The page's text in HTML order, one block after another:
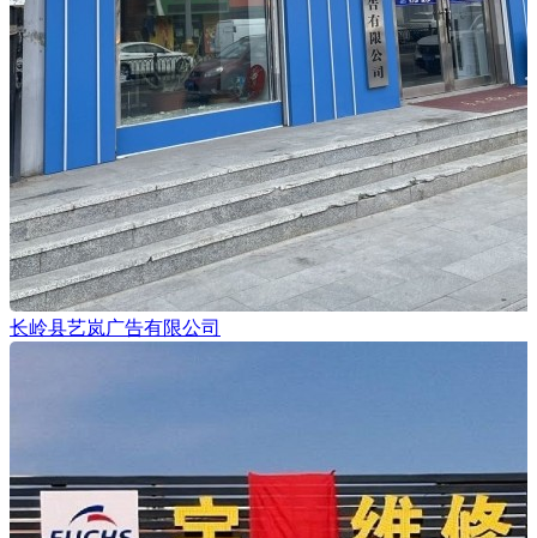
长岭县艺岚广告有限公司